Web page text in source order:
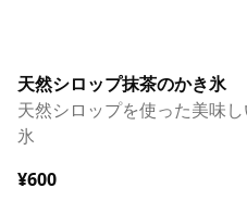
天然シロップ抹茶のかき氷
天然シロップを使った美味し
氷
¥600